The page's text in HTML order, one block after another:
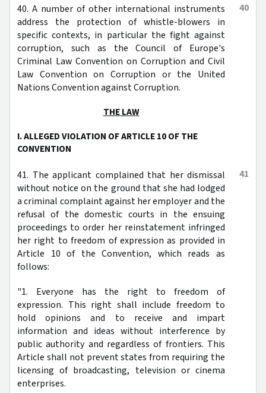
40
40. A number of other international instruments
address the protection of whistle-blowers in
specific contexts, in particular the fight against
corruption, such as the Council of Europe's
Criminal Law Convention on Corruption and Civil
Law Convention on Corruption or the United
Nations Convention against Corruption.
THE LAW
I. ALLEGED VIOLATION OF ARTICLE 10 OF THE
CONVENTION
41
41. The applicant complained that her dismissal
without notice on the ground that she had lodged
a criminal complaint against her employer and the
refusal of the domestic courts in the ensuing
proceedings to order her reinstatement infringed
her right to freedom of expression as provided in
Article 10 of the Convention, which reads as
follows:
"1. Everyone has the right to freedom of
expression. This right shall include freedom to
hold opinions and to receive and impart
information and ideas without interference by
public authority and regardless of frontiers. This
Article shall not prevent states from requiring the
licensing of broadcasting, television or cinema
enterprises.